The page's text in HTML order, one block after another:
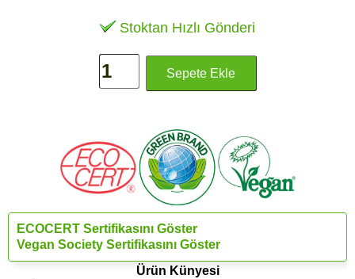
Stoktan Hızlı Gönderi
ECOCERT Sertifikasını Göster
Vegan Society Sertifikasını Göster
Ürün Künyesi